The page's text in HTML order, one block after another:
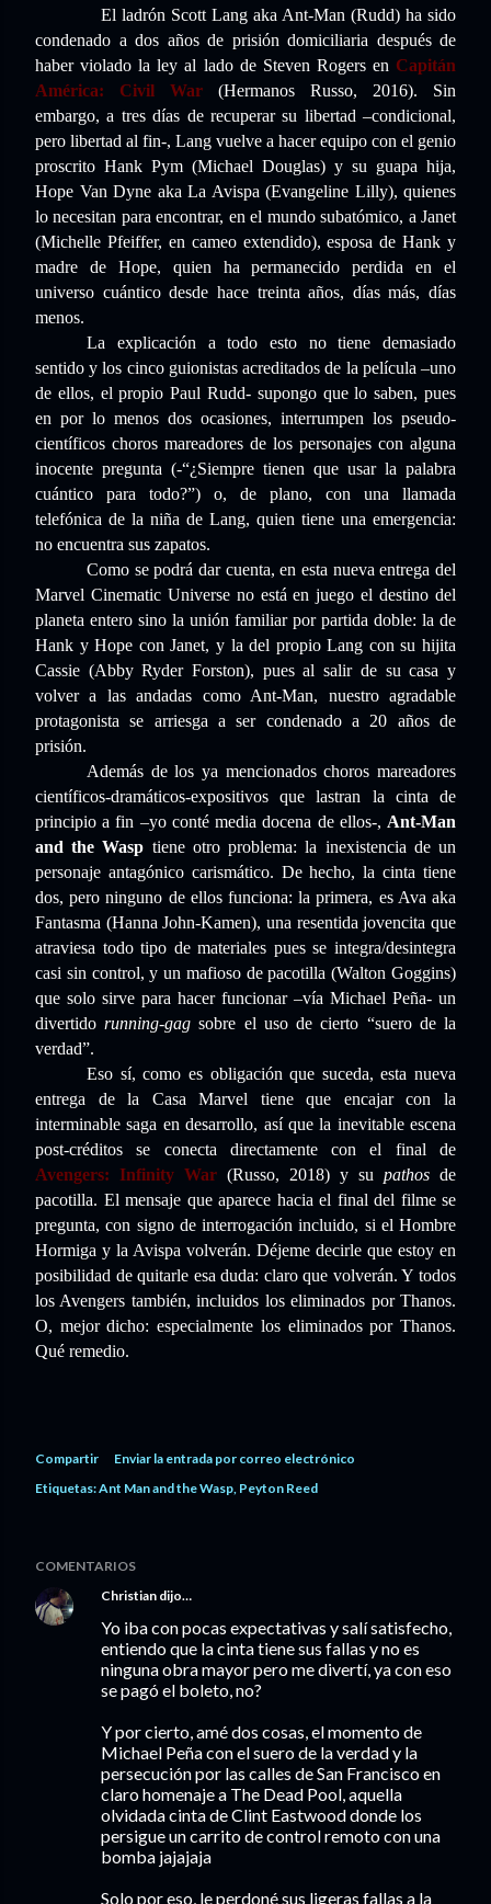
El ladrón Scott Lang aka Ant-Man (Rudd) ha sido
condenado a dos años de prisión domiciliaria después de
haber violado la ley al lado de Steven Rogers en Capitán
América: Civil War (Hermanos Russo, 2016). Sin
embargo, a tres días de recuperar su libertad –condicional,
pero libertad al fin-, Lang vuelve a hacer equipo con el genio
proscrito Hank Pym (Michael Douglas) y su guapa hija,
Hope Van Dyne aka La Avispa (Evangeline Lilly), quienes
lo necesitan para encontrar, en el mundo subatómico, a Janet
(Michelle Pfeiffer, en cameo extendido), esposa de Hank y
madre de Hope, quien ha permanecido perdida en el
universo cuántico desde hace treinta años, días más, días
menos.
La explicación a todo esto no tiene demasiado
sentido y los cinco guionistas acreditados de la película –uno
de ellos, el propio Paul Rudd- supongo que lo saben, pues
en por lo menos dos ocasiones, interrumpen los pseudo-
científicos choros mareadores de los personajes con alguna
inocente pregunta (-“¿Siempre tienen que usar la palabra
cuántico para todo?”) o, de plano, con una llamada
telefónica de la niña de Lang, quien tiene una emergencia:
no encuentra sus zapatos.
Como se podrá dar cuenta, en esta nueva entrega del
Marvel Cinematic Universe no está en juego el destino del
planeta entero sino la unión familiar por partida doble: la de
Hank y Hope con Janet, y la del propio Lang con su hijita
Cassie (Abby Ryder Forston), pues al salir de su casa y
volver a las andadas como Ant-Man, nuestro agradable
protagonista se arriesga a ser condenado a 20 años de
prisión.
Además de los ya mencionados choros mareadores
científicos-dramáticos-expositivos que lastran la cinta de
principio a fin –yo conté media docena de ellos-, Ant-Man
and the Wasp tiene otro problema: la inexistencia de un
personaje antagónico carismático. De hecho, la cinta tiene
dos, pero ninguno de ellos funciona: la primera, es Ava aka
Fantasma (Hanna John-Kamen), una resentida jovencita que
atraviesa todo tipo de materiales pues se integra/desintegra
casi sin control, y un mafioso de pacotilla (Walton Goggins)
que solo sirve para hacer funcionar –vía Michael Peña- un
divertidorunning-gag sobre el uso de cierto “suero de la
verdad”.
Eso sí, como es obligación que suceda, esta nueva
entrega de la Casa Marvel tiene que encajar con la
interminable saga en desarrollo, así que la inevitable escena
post-créditos se conecta directamente con el final de
Avengers: Infinity War (Russo, 2018) y su pathos de
pacotilla. El mensaje que aparece hacia el final del filme se
pregunta, con signo de interrogación incluido, si el Hombre
Hormiga y la Avispa volverán. Déjeme decirle que estoy en
posibilidad de quitarle esa duda: claro que volverán. Y todos
los Avengers también, incluidos los eliminados por Thanos.
O, mejor dicho: especialmente los eliminados por Thanos.
Qué remedio.
Compartir
Enviar la entrada por correo electrónico
Etiquetas:Ant Man and the Wasp Peyton Reed
COMENTARIOS
Christian dijo…
Yo iba con pocas expectativas y salí satisfecho,
entiendo que la cinta tiene sus fallas y no es
ninguna obra mayor pero me divertí, ya con eso
se pagó el boleto, no?
Y por cierto, amé dos cosas, el momento de
Michael Peña con el suero de la verdad y la
persecución por las calles de San Francisco en
claro homenaje a The Dead Pool, aquella
olvidada cinta de Clint Eastwood donde los
persigue un carrito de control remoto con una
bomba jajajaja
Solo por eso, le perdoné sus ligeras fallas a la